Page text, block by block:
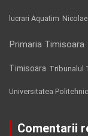
lucrari Aquatim
Primaria Timisoara
Timisoara Tribunalul
Universitatea
Comentarii